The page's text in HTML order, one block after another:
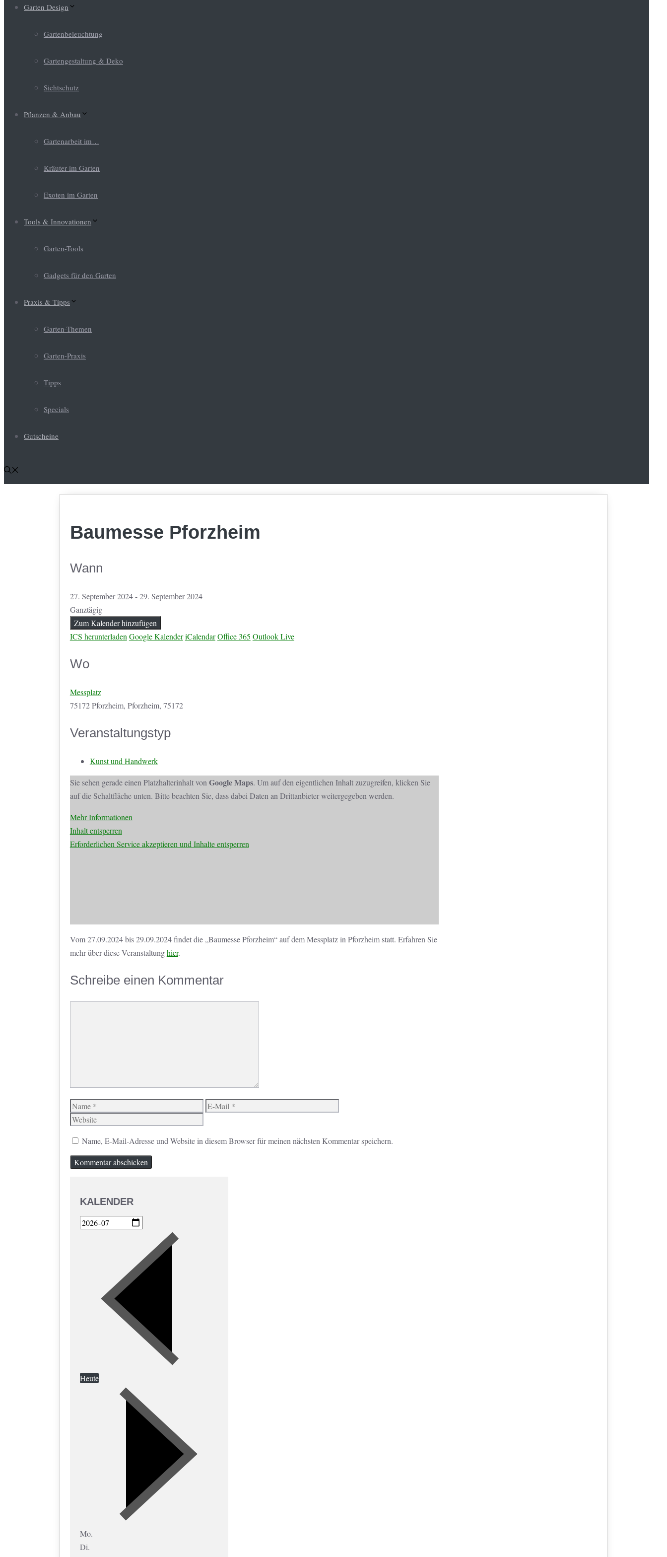
Garten Design
Gartenbeleuchtung
Gartengestaltung & Deko
Sichtschutz
Pflanzen & Anbau
Gartenarbeit im…
Kräuter im Garten
Exoten im Garten
Tools & Innovationen
Garten-Tools
Gadgets für den Garten
Praxis & Tipps
Garten-Themen
Garten-Praxis
Tipps
Specials
Gutscheine
Baumesse Pforzheim
Wann
27. September 2024 - 29. September 2024
Ganztägig
Zum Kalender hinzufügen
ICS herunterladen Google Kalender iCalendar Office 365 Outlook Live
Wo
Messplatz
75172 Pforzheim, Pforzheim, 75172
Veranstaltungstyp
Kunst und Handwerk
Sie sehen gerade einen Platzhalterinhalt von Google Maps. Um auf den eigentlichen Inhalt zuzugreifen, klicken Sie
auf die Schaltfläche unten. Bitte beachten Sie, dass dabei Daten an Drittanbieter weitergegeben werden.
Mehr Informationen
Inhalt entsperren
Erforderlichen Service akzeptieren und Inhalte entsperren
Vom 27.09.2024 bis 29.09.2024 findet die „Baumesse Pforzheim“ auf dem Messplatz in Pforzheim statt. Erfahren Sie
mehr über diese Veranstaltunghier.
Schreibe einen Kommentar
Name
E-
Name, E-Mail-Adresse und Website in diesem Browser für meinen nächsten Kommentar speichern.
KALENDER
Heute
Mo.
Di.